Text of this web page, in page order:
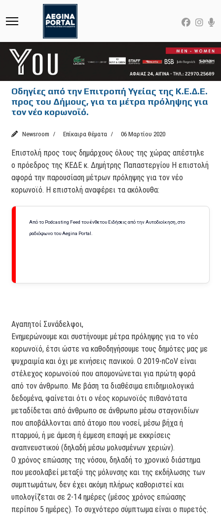
Οδηγίες από την Επιτροπή Υγείας της Κ.Ε.∆.Ε.
προς του Δήμους, για τα μέτρα πρόληψης για
τον νέο κορωνοϊό.
Newsroom Επίκαιρα θέματα 06 Μαρτίου 2020
Επιστολή προς τους δημάρχους όλους της χώρας απέστηλε
ο πρόεδρος της ΚΕ∆Ε κ. ∆ημήτρης Παπαστεργίου Η επιστολή
αφορά την παρουσίαση μέτρων πρόληψης για τον νέο
κορωνοϊό. Η επιστολή αναφέρει τα ακόλουθα:
Από το Podcasting Feed του ένθετου Ειδήσεις από την Αυτοδιοίκηση, στο
ραδιόφωνο του Aegina Portal.
Αγαπητοί Συνάδελφοι,
Ενημερώνουμε και συστήνουμε μέτρα πρόληψης για το νέο
κορωνοϊό, έτσι ώστε να καθοδηγήσουμε τους δημότες μας με
ψυχραιμία και όχι με κινήσεις πανικού. Ο 2019-nCoV είναι
στέλεχος κορωνοϊού που απομονώνεται για πρώτη φορά
από τον άνθρωπο. Με βάση τα διαθέσιμα επιδημιολογικά
δεδομένα, φαίνεται ότι ο νέος κορωνοϊός πιθανότατα
μεταδίδεται από άνθρωπο σε άνθρωπο μέσω σταγονιδίων
που αποβάλλονται από άτομο που νοσεί, μέσω βήχα ή
πταρμού, ή με άμεση ή έμμεση επαφή με εκκρίσεις
αναπνευστικού (δηλαδή μέσω μολυσμένων χεριών).
Ο χρόνος επώασης της νόσου, δηλαδή το χρονικό διάστημα
που μεσολαβεί μεταξύ της μόλυνσης και της εκδήλωσης των
συμπτωμάτων, δεν έχει ακόμη πλήρως καθοριστεί και
υπολογίζεται σε 2-14 ημέρες (μέσος χρόνος επώασης
περίπου 5 ημέρες). Το συχνότερο σύμπτωμα είναι ο πυρετός.